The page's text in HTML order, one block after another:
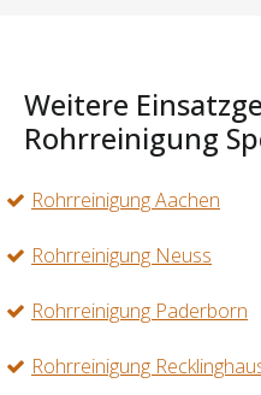
Weitere
Rohrreinigung
Rohrreinigung Aachen
Rohrreinigung Neuss
Rohrreinigung Paderborn
Rohrreinigung